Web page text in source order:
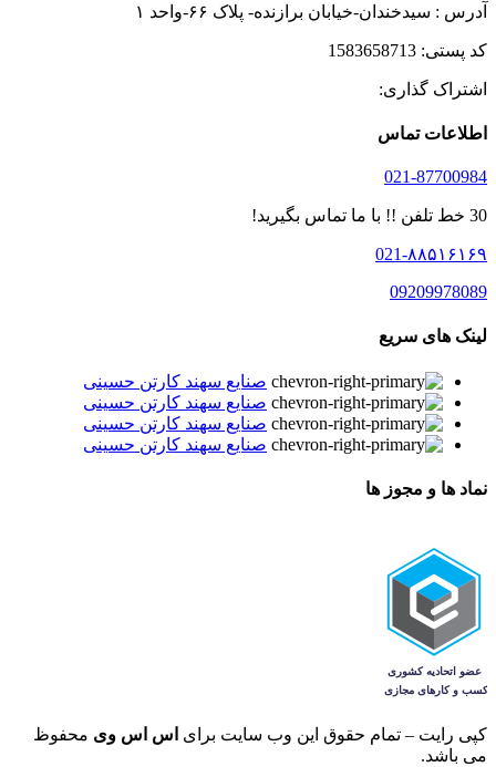
آدرس : سیدخندان-خیابان برازنده- پلاک ۶۶-واحد ۱
کد پستی: 1583658713
اشتراک گذاری:
اطلاعات تماس
021-87700984
30 خط تلفن !! با ما تماس بگیرید!
021-۸۸۵۱۶۱۶۹
09209978089
لینک های سریع
صنایع سهند کارتن حسینی
صنایع سهند کارتن حسینی
صنایع سهند کارتن حسینی
صنایع سهند کارتن حسینی
نماد ها و مجوز ها
کپی رایت – تمام حقوق این وب سایت برای اس اس وی محفوظ
می باشد.